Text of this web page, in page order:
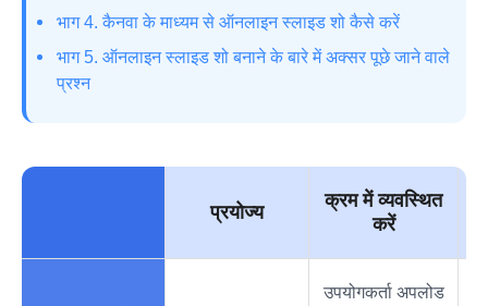
भाग 4. कैनवा के माध्यम से ऑनलाइन स्लाइड शो कैसे करें
भाग 5. ऑनलाइन स्लाइड शो बनाने के बारे में अक्सर पूछे जाने वाले
प्रश्न
प्रयोज्य
क्रम में व्यवस्थित
करें
उपयोगकर्ता अपलोड